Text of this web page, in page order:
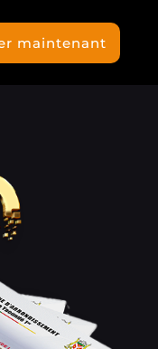
maintenant